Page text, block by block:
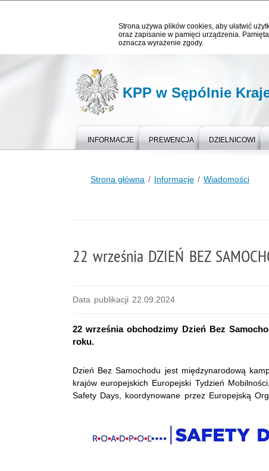
Strona używa plików cookies, aby ułatwić
oraz zapisanie w pamięci urządzenia.
oznacza wyrażenie zgody.
KPP w Sępólnie
INFORMACJE PREWENCJA DZIELNICOWI
Strona główna Informacje Wiadomości
22 września DZIEŃ BEZ
Data publikacji 22.09.2024
22 września obchodzimy Dzień Bez
roku.
Dzień Bez Samochodu jest międzynarodową
krajów europejskich Europejski Tydzień
Safety Days, koordynowane przez Europejską